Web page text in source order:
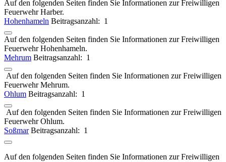
Auf den folgenden Seiten finden Sie Informationen zur Freiwilligen
Feuerwehr Harber.
Hohenhameln Beitragsanzahl: 1
Auf den folgenden Seiten finden Sie Informationen zur Freiwilligen
Feuerwehr Hohenhameln.
Mehrum Beitragsanzahl: 1
Auf den folgenden Seiten finden Sie Informationen zur Freiwilligen
Feuerwehr Mehrum.
Ohlum Beitragsanzahl: 1
Auf den folgenden Seiten finden Sie Informationen zur Freiwilligen
Feuerwehr Ohlum.
Soßmar Beitragsanzahl: 1
Auf den folgenden Seiten finden Sie Informationen zur Freiwilligen